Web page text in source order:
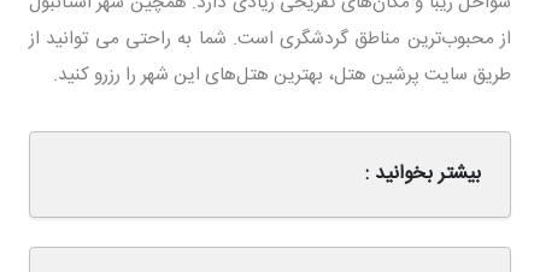
از محبوب‌ترین مناطق گردشگری است. شما به راحتی می توانید از
طریق سایت پرشین هتل، بهترین هتل‌های این شهر را رزرو کنید.
بیشتر بخوانید :